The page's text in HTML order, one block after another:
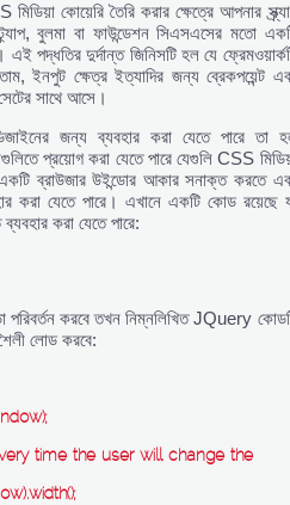
কোয়েরি তৈরি করার ক্ষেত্রে আপনার
বুলমা বা ফাউন্ডেশন সিএসএসের মতো
পদ্ধতির দুর্দান্ত জিনিসটি হল যে
ইনপুট ক্ষেত্র ইত্যাদির জন্য ব্রেকপয়েন্ট
সাথে আসে।
জন্য ব্যবহার করা যেতে পারে তা
প্রয়োগ করা যেতে পারে যেগুলি CSS
একটি ব্রাউজার উইন্ডোর আকার সনাক্ত করতে
করা যেতে পারে। এখানে একটি কোড রয়েছে
করা যেতে পারে:
পরিবর্তন করবে তখন নিম্নলিখিত JQuery
লোড করবে:
time the user will change the